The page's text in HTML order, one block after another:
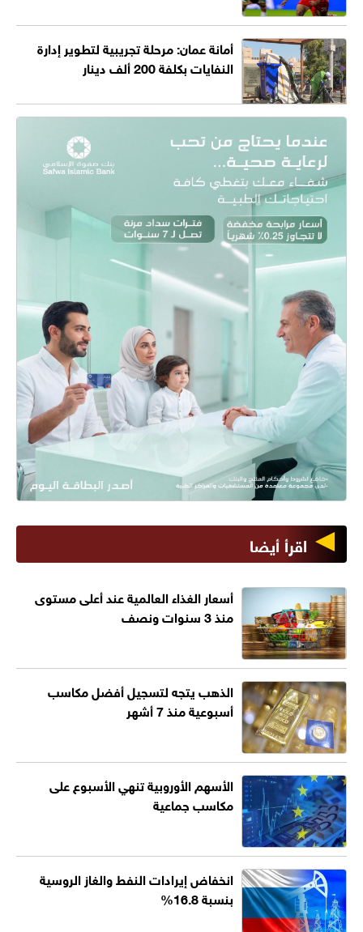
أمانة عمان: مرحلة تجريبية لتطوير إدارة
النفايات بكلفة 200 ألف دينار
اقرأ أيضا
أسعار الغذاء العالمية عند أعلى مستوى
منذ 3 سنوات ونصف
الذهب يتجه لتسجيل أفضل مكاسب
أسبوعية منذ 7 أشهر
الأسهم الأوروبية تنهي الأسبوع على
مكاسب جماعية
انخفاض إيرادات النفط والغاز الروسية
بنسبة 16.8%